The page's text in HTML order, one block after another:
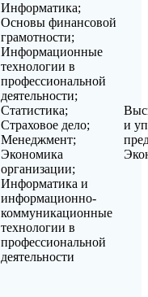
Информатика;
Основы финансовой
грамотности;
Информационные
технологии в
профессиональной
деятельности;
Статистика;
Страховое дело;
Менеджмент;
Экономика
организации;
Информатика и
информационно-
коммуникационные
технологии в
профессиональной
деятельности
и